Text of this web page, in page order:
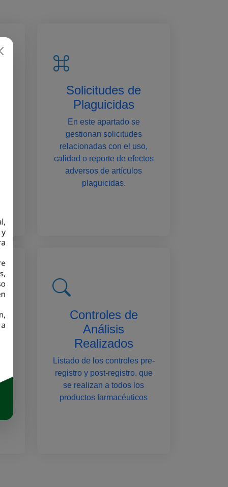
Solicitudes de
Plaguicidas
En este apartado se
gestionan solicitudes
relacionadas con el uso,
calidad o reporte de efectos
adversos de artículos
plaguicidas.
Controles de
Análisis
Realizados
Listado de los controles pre-
registro y post-registro, que
se realizan a todos los
productos farmacéuticos